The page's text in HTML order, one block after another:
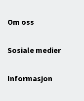
Om oss
Sosiale medier
Informasjon